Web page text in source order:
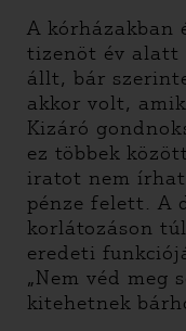
A kórházakban
tizenöt év alatt
állt, bár
akkor volt,
Kizáró
ez többek
iratot nem
pénze felett. A
korlátozáson
eredeti
„Nem véd meg
kitehetnek